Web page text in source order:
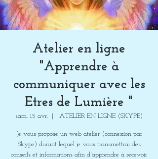
Atelier en ligne
"Apprendre à
communiquer avec les
Etres de Lumière "
sam. 15 avr. ATELIER EN LIGNE (SKYPE)
Je vous propose un web atelier (connexion par
Skype) durant lequel je vous transmettrai des
conseils et informations afin d'apprendre à recevoir